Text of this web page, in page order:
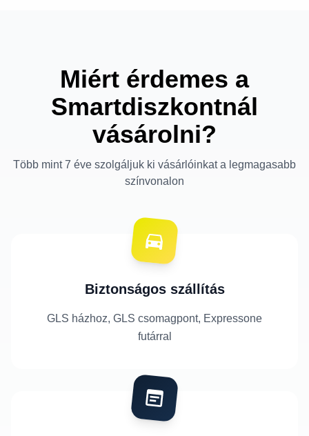
Miért érdemes a
Smartdiszkontnál
vásárolni?
Több mint 7 éve szolgáljuk ki vásárlóinkat a legmagasabb
színvonalon
Biztonságos szállítás
GLS házhoz, GLS csomagpont, Expressone
futárral